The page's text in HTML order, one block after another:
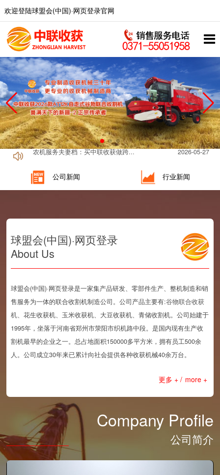
欢迎登陆球盟会(中国)·网页登录官网
河南驻马店农机手冯师傅：就为了...
2026-06-01
河南焦作韩师傅：收益高、体验佳...
2026-05-27
农机服务夫妻档：买中联收获做跨...
2026-05-27
农机服务夫妻档：买中联收获做跨...
2026-05-26
河南驻马店农机手冯师傅：就为了...
农机服务夫妻档：买中联收获做跨...
2026-05-26
公司新闻 行业新闻
球盟会(中国)·网页登录
About Us
球盟会(中国)·网页登录是一家集产品研发、零部件生产、整机制造和销
售服务为一体的联合收割机制造公司。公司产品主要有:谷物联合收获
机、花生收获机、玉米收获机、大豆收获机、青储收割机。公司始建于
1995年，坐落于河南省郑州市荥阳市织机路中段。是国内现有生产收
割机最早的企业之一。总占地面积150000多平方米，拥有员工500余
人。公司成立30年来已累计向社会提供各种收获机械40余万台。
more +
更多 + /
Company Profile
公司简介